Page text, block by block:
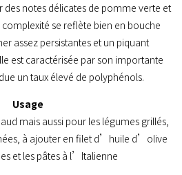
notes délicates de pomme verte et
se reflète bien en bouche
assez persistantes et un piquant
est caractérisée par son importante
un taux élevé de polyphénols.
Usage
mais aussi pour les légumes grillés,
à ajouter en filet d’huile d’olive
et les pâtes à l’Italienne